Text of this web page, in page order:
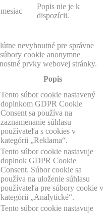
Popis nie je k
dispozícii.
nevyhnutné pre správne
cookie anonymne
prvky webovej stránky.
Popis
Tento súbor cookie nastavený
doplnkom GDPR Cookie
Consent sa používa na
zaznamenanie súhlasu
používateľa s cookies v
kategórii „Reklama“.
Tento súbor cookie nastavuje
doplnok GDPR Cookie
Consent. Súbor cookie sa
používa na uloženie súhlasu
používateľa pre súbory cookie v
kategórii „Analytické“.
Tento súbor cookie nastavuje